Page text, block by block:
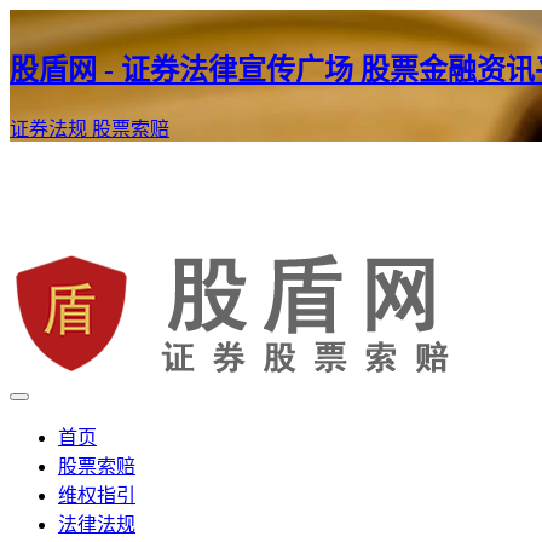
股盾网 - 证券法律宣传广场 股票金融资讯
证券法规 股票索赔
股盾网
证券股票维权网
首页
股票索赔
维权指引
法律法规